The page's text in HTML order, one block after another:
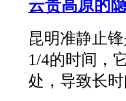
云贵高原的
昆明准静止
1/4的时间，
处，导致长